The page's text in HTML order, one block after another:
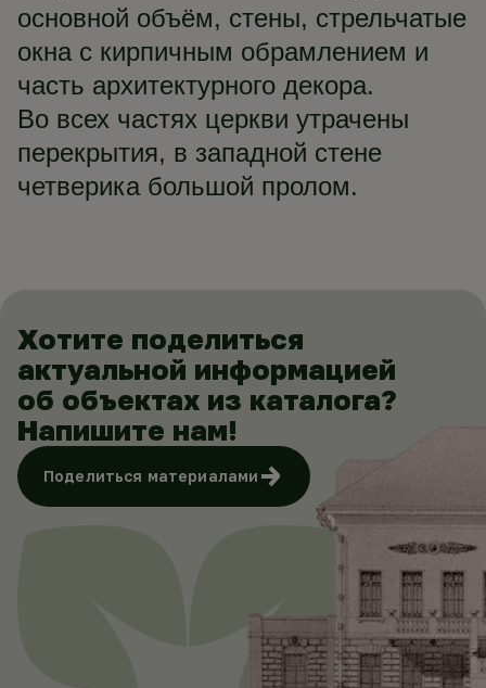
основной объём, стены, стрельчатые
окна с кирпичным обрамлением и
часть архитектурного декора.
Во всех частях церкви утрачены
перекрытия, в западной стене
четверика большой пролом.
Хотите поделиться
актуальной информацией
об объектах из каталога?
Напишите нам!
Поделиться материалами